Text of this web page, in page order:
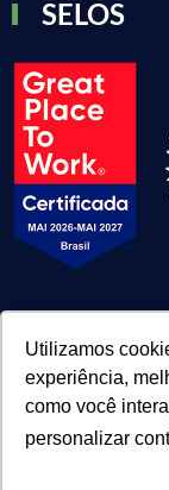
Utilizamos
experiência,
como você
personalizar
SELOS